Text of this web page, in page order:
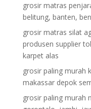
grosir matras
belitung, banten,
grosir matras silat
produsen supplier
karpet alas
grosir paling murah
makassar depok
grosir paling murah